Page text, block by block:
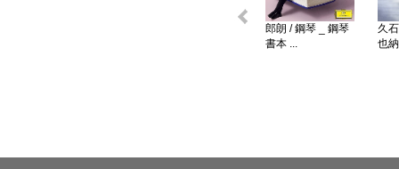
郎朗 / 鋼琴 _ 鋼琴
書本 ...
久
也